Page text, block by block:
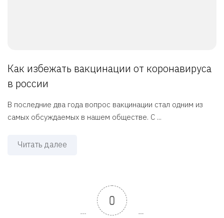
Как избежать вакцинации от коронавируса
в россии
В последние два года вопрос вакцинации стал одним из
самых обсуждаемых в нашем обществе. С ...
Читать далее
0